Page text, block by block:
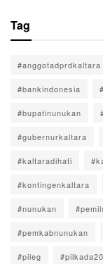
Tag
#anggotadprdkaltara
#bankindonesia
#bupatinunukan
#gubernurkaltara
#kaltaradihati
#kontingenkaltara
#nunukan
#pemkabnunukan
#pileg